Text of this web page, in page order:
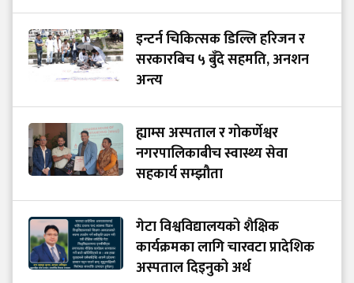
इन्टर्न चिकित्सक डिल्लि हरिजन र
सरकारबिच ५ बुँदे सहमति, अनशन
अन्त्य
ह्याम्स अस्पताल र गोकर्णेश्वर
नगरपालिकाबीच स्वास्थ्य सेवा
सहकार्य सम्झौता
गेटा विश्वविद्यालयको शैक्षिक
कार्यक्रमका लागि चारवटा प्रादेशिक
अस्पताल दिइनुको अर्थ